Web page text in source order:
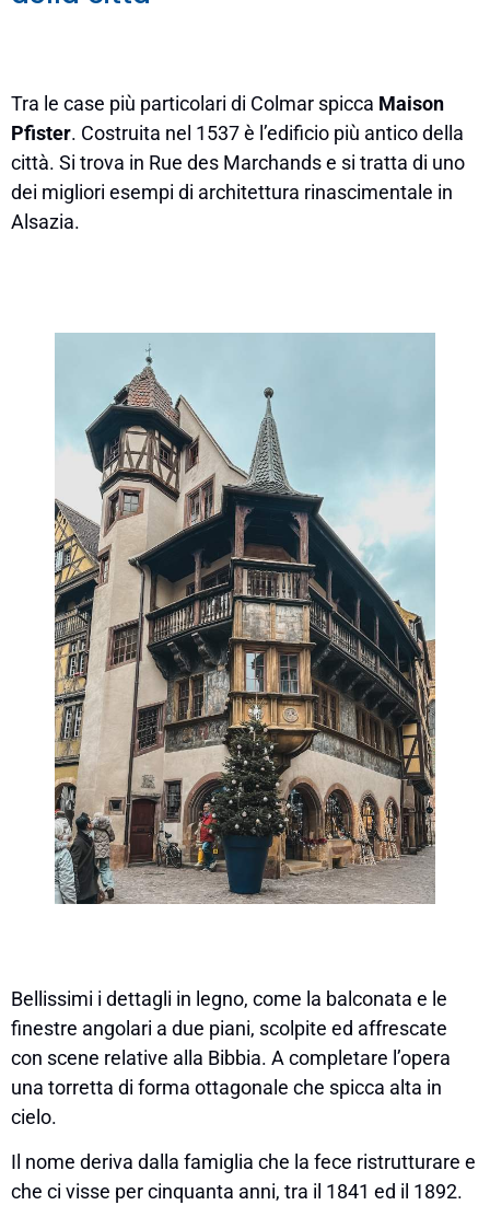
Tra le case più particolari di Colmar spicca Maison
Pfister. Costruita nel 1537 è l’edificio più antico della
città. Si trova in Rue des Marchands e si tratta di uno
dei migliori esempi di architettura rinascimentale in
Alsazia.
Bellissimi i dettagli in legno, come la balconata e le
finestre angolari a due piani, scolpite ed affrescate
con scene relative alla Bibbia. A completare l’opera
una torretta di forma ottagonale che spicca alta in
cielo.
Il nome deriva dalla famiglia che la fece ristrutturare e
che ci visse per cinquanta anni, tra il 1841 ed il 1892.